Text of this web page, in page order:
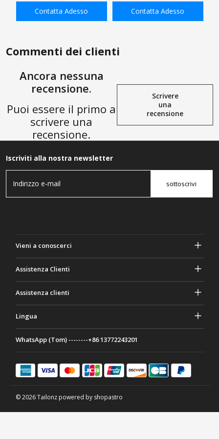
AGGIUNGI ALLA
Connettore Raccordo con
Anello di Gomma
Contatta Adesso
AGGIUNGI ALLA
Lega di Alluminio Anodizzato
Rosso
Contatta Adesso
Commenti dei clienti
Ancora nessuna
recensione.
Puoi essere il primo a
scrivere una
recensione.
Scrivere
una
recensione
Iscriviti alla nostra newsletter
sottoscrivi
Vieni a conoscerci
Termini e Condizioni
Assistenza Clienti
Contattaci
Assistenza clienti
Modalità di pagamento
Lingua
Français
日本語
Español
WhatsApp (Tom) --------+86 13772243201
© 2026 Tailonz powered by shopastro